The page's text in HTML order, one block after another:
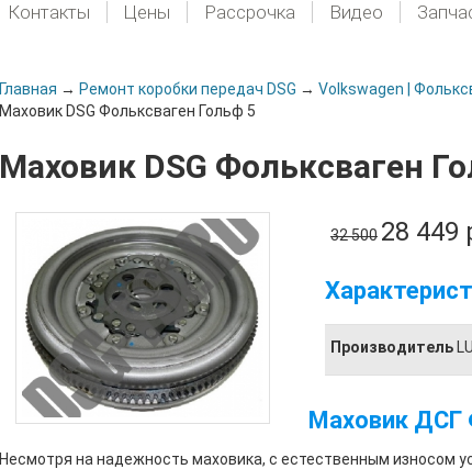
Контакты Цены Рассрочка Видео
Главная → Ремонт коробки передач DSG → Volkswagen |
Маховик DSG Фольксваген Гольф 5
Маховик DSG Фольксваген
32 500 28 449
Производитель
Маховик ДСГ
Несмотря на надежность маховика, с естественным износом